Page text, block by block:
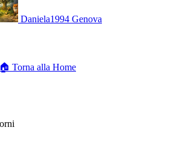
Daniela1994 Genova
🏠 Torna alla Home